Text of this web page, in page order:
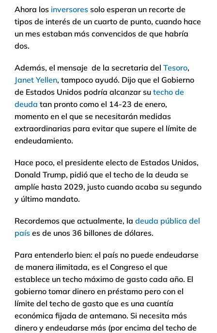
Ahora los inversores solo esperan un recorte de
tipos de interés de un cuarto de punto, cuando hace
un mes estaban más convencidos de que habría
dos.
Además, el mensaje de la secretaria del Tesoro,
Janet Yellen, tampoco ayudó. Dijo que el Gobierno
de Estados Unidos podría alcanzar su techo de
deuda tan pronto como el 14-23 de enero,
momento en el que se necesitarán medidas
extraordinarias para evitar que supere el límite de
endeudamiento.
Hace poco, el presidente electo de Estados Unidos,
Donald Trump, pidió que el techo de la deuda se
amplíe hasta 2029, justo cuando acaba su segundo
y último mandato.
Recordemos que actualmente, la deuda pública del
país es de unos 36 billones de dólares.
Para entenderlo bien: el país no puede endeudarse
de manera ilimitada, es el Congreso el que
establece un techo máximo de gasto cada año. El
gobierno tomar dinero en préstamo pero con el
límite del techo de gasto que es una cuantía
económica fijada de antemano. Si necesita más
dinero y endeudarse más (por encima del techo de